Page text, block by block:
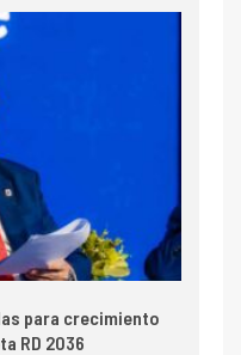
para crecimiento
RD 2036